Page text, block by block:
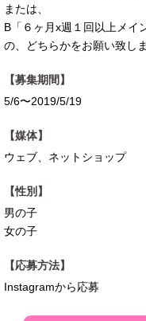
または、
B「６ヶ月x週１回以上メイ
の、どちらかをお願い致し
【募集期間】
5/6〜2019/5/19
【媒体】
ウェブ、ネットショップ
【性別】
男の子
女の子
【応募方法】
Instagramから応募